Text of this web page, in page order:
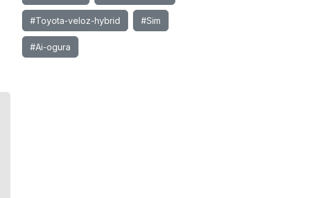
#Toyota-veloz-hybrid #Sim
#Ai-ogura